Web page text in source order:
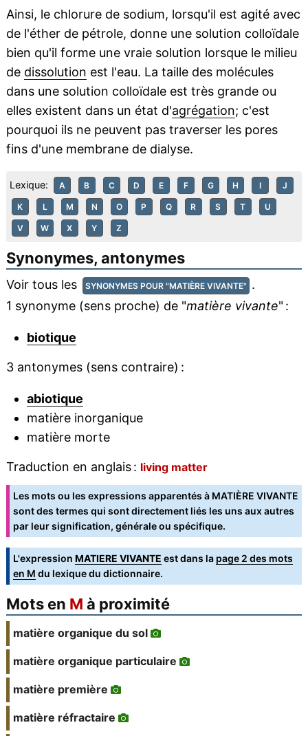
Ainsi, le chlorure de sodium, lorsqu'il est agité avec
de l'éther de pétrole, donne une solution colloïdale
bien qu'il forme une vraie solution lorsque le milieu
de dissolution est l'eau. La taille des molécules
dans une solution colloïdale est très grande ou
elles existent dans un état d'agrégation; c'est
pourquoi ils ne peuvent pas traverser les pores
fins d'une membrane de dialyse.
Lexique: A B C D E F G H I J
K L M N O P Q R S T U
V W X Y Z
Synonymes, antonymes
Voir tous les SYNONYMES POUR "MATIÈRE VIVANTE" .
1 synonyme (sens proche) de "matière vivante" :
biotique
3 antonymes (sens contraire) :
abiotique
matière inorganique
matière morte
Traduction en anglais : living matter
Les mots ou les expressions apparentés à MATIÈRE VIVANTE
sont des termes qui sont directement liés les uns aux autres
par leur signification, générale ou spécifique.
L'expression MATIERE VIVANTE est dans la page 2 des mots
en M du lexique du dictionnaire.
Mots en M à proximité
matière organique du sol
matière organique particulaire
matière première
matière réfractaire